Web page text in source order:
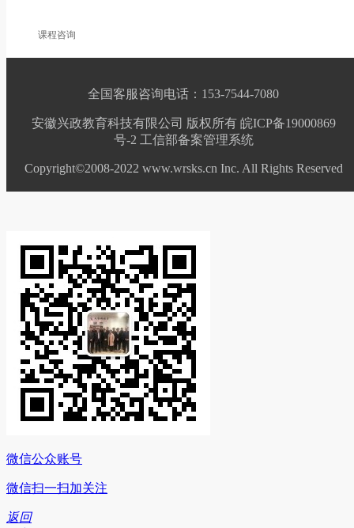
课程咨询
全国客服咨询电话：153-7544-7080
安徽兴政教育科技有限公司 版权所有 皖ICP备19000869
号-2 工信部备案管理系统
Copyright©2008-2022 www.wrsks.cn Inc. All Rights Reserved
微信公众账号
微信扫一扫加关注
返回